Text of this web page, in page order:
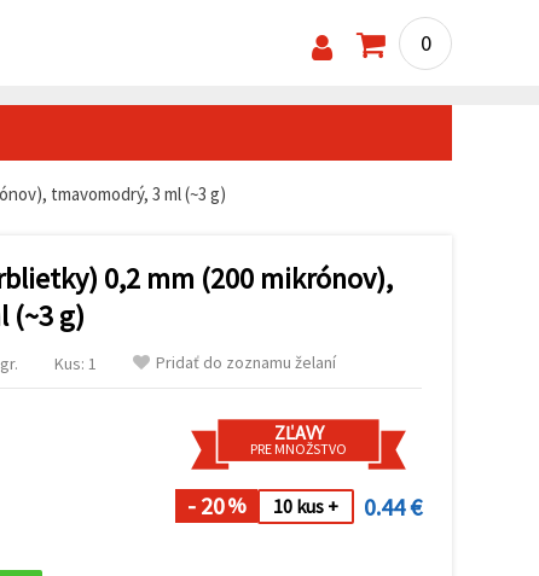
0
tmavomodrý, 3 ml (~3 g)
0,2 mm (200 mikrónov),
(~3 g)
Kus: 1 Pridať do zoznamu želaní
ZĽAVY
PRE MNOŽSTVO
- 20% 10 kus + 0.44 €